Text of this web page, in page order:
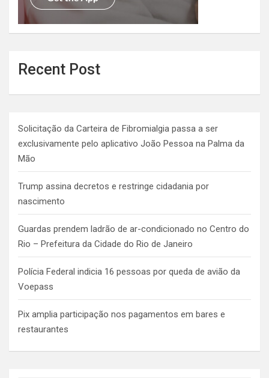
Recent Post
Solicitação da Carteira de Fibromialgia passa a ser
exclusivamente pelo aplicativo João Pessoa na Palma da
Mão
Trump assina decretos e restringe cidadania por
nascimento
Guardas prendem ladrão de ar-condicionado no Centro do
Rio – Prefeitura da Cidade do Rio de Janeiro
Polícia Federal indicia 16 pessoas por queda de avião da
Voepass
Pix amplia participação nos pagamentos em bares e
restaurantes